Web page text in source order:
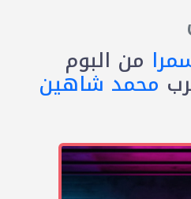
من البوم
محمد شاهين